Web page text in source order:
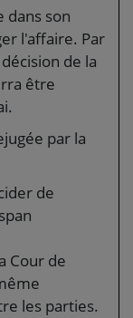
dans son
l'affaire. Par
de la
être
par la
de
Cour de
les parties.